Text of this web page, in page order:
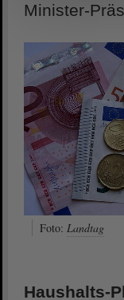
Minister-
Foto: Landtag
Haushalts-